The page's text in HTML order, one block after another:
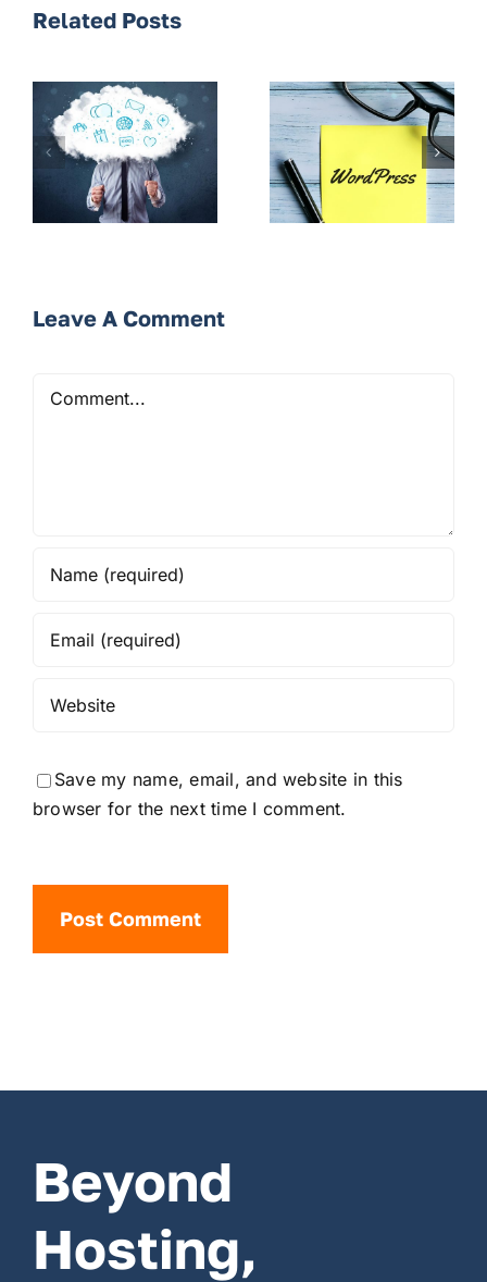
Related Posts
Leave A Comment
Save my name, email, and website in this
browser for the next time I comment.
Beyond
Hosting,